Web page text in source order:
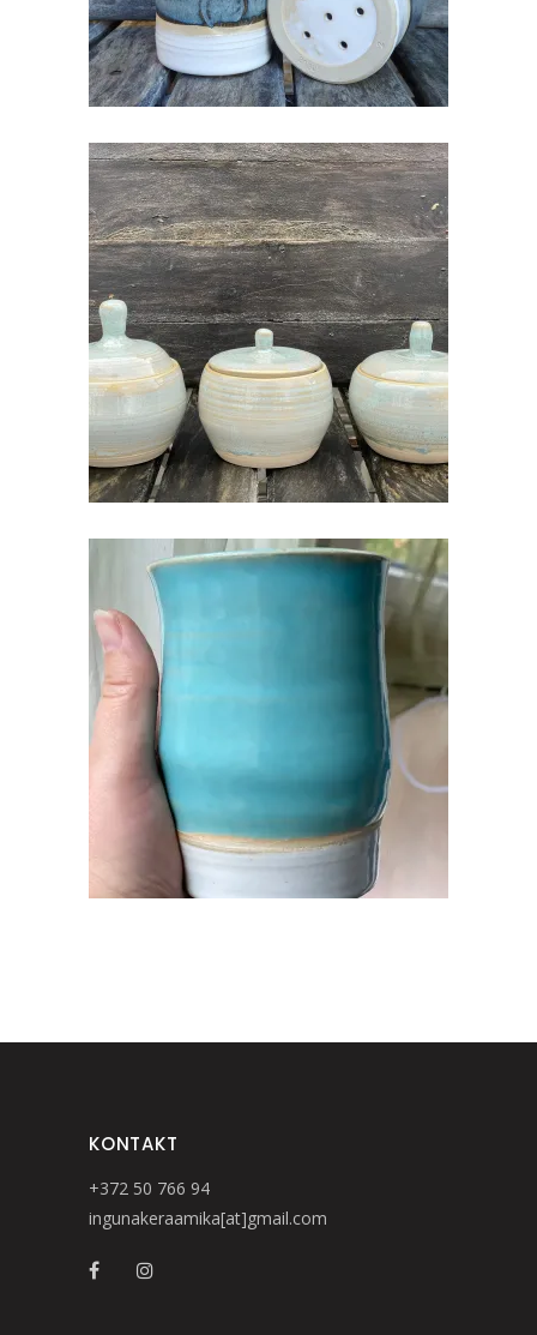
KERAAMILINE SUHKRUTOOS
€35.00
KONTAKT
+372 50 766 94
ingunakeraamika[at]gmail.com